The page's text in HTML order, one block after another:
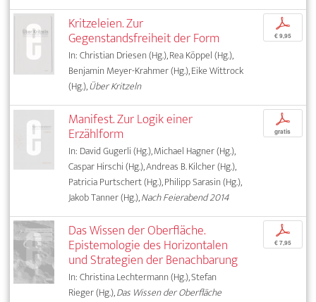
Kritzeleien. Zur
Gegenstandsfreiheit der Form
In: Christian Driesen (Hg.), Rea Köppel (Hg.),
Benjamin Meyer-Krahmer (Hg.), Eike Wittrock
(Hg.),Über Kritzeln
p
€ 9,95
Manifest. Zur Logik einer
Erzählform
In: David Gugerli (Hg.), Michael Hagner (Hg.),
Caspar Hirschi (Hg.), Andreas B. Kilcher (Hg.),
Patricia Purtschert (Hg.), Philipp Sarasin (Hg.),
Jakob Tanner (Hg.),Nach Feierabend 2014
p
gratis
Das Wissen der Oberfläche.
Epistemologie des Horizontalen
und Strategien der Benachbarung
In: Christina Lechtermann (Hg.), Stefan
Rieger (Hg.),Das Wissen der Oberfläche
p
€ 7,95